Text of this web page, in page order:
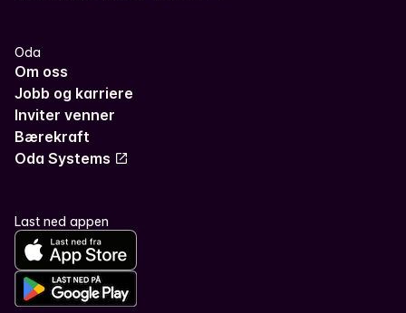
Oda
Om oss
Jobb og karriere
Inviter venner
Bærekraft
Oda Systems
Last ned appen